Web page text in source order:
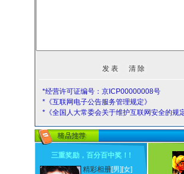
*经营许可证编号：京ICP00000008号
*《互联网电子公告服务管理规定》
*《全国人大常委会关于维护互联网安全的规
三重奖励，百分百中奖！ !
精彩相册[男] [女]